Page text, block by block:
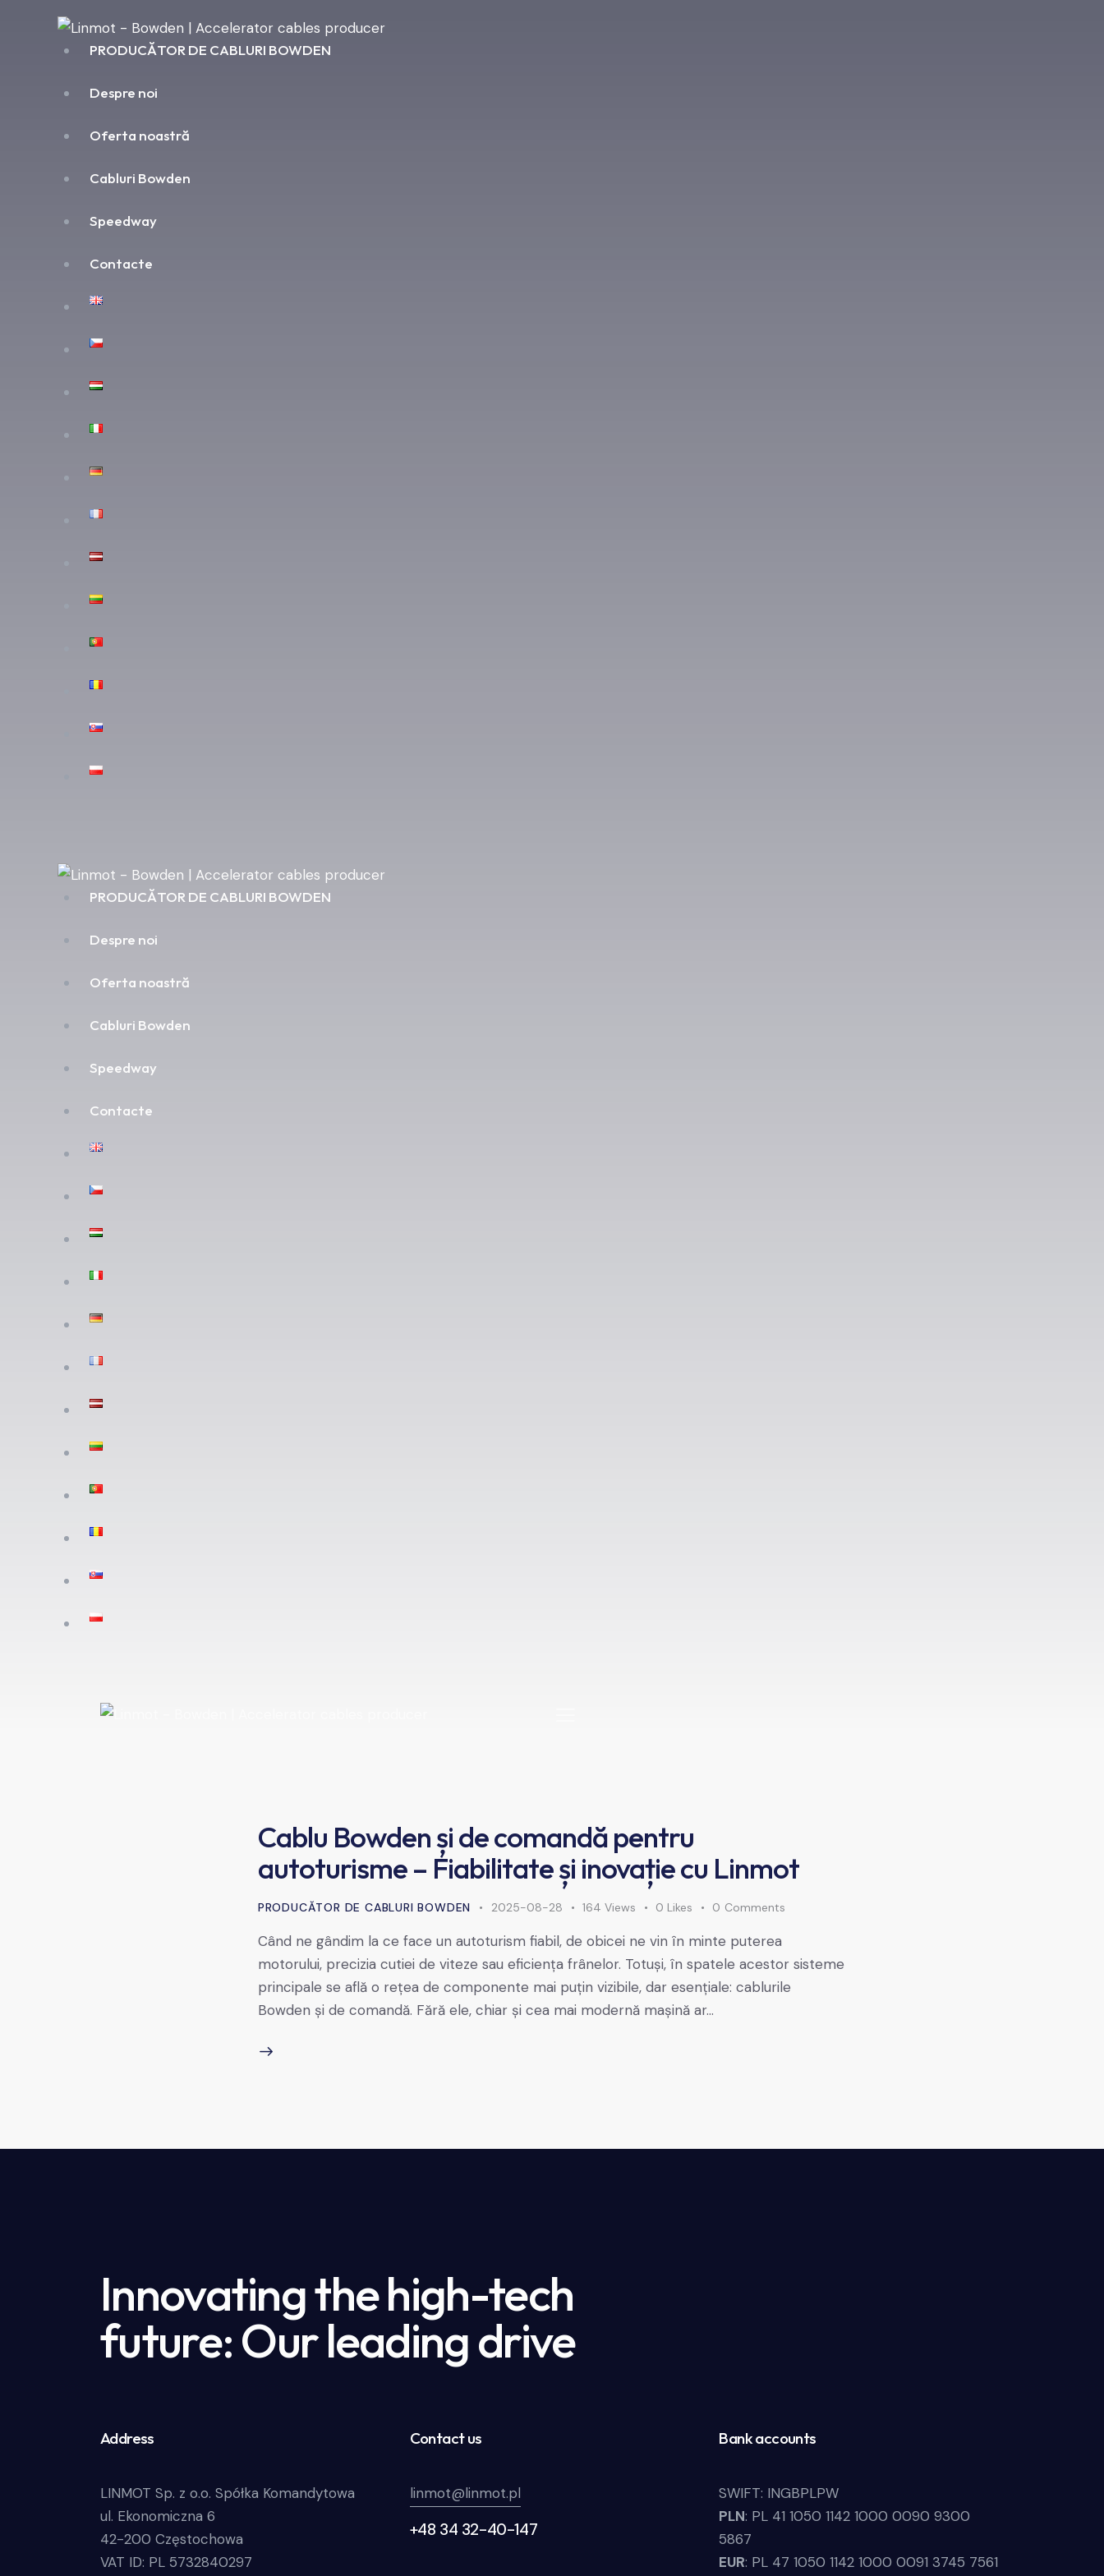
PRODUCĂTOR DE CABLURI BOWDEN
Despre noi
Oferta noastră
Cabluri Bowden
Speedway
Contacte
PRODUCĂTOR DE CABLURI BOWDEN
Despre noi
Oferta noastră
Cabluri Bowden
Speedway
Contacte
Cablu Bowden și de comandă pentru
autoturisme – Fiabilitate și inovație cu Linmot
PRODUCĂTOR DE CABLURI BOWDEN 2025-08-28 164 Views 0 Likes 0 Comments
Când ne gândim la ce face un autoturism fiabil, de obicei ne vin în minte puterea
motorului, precizia cutiei de viteze sau eficiența frânelor. Totuși, în spatele acestor sisteme
principale se află o rețea de componente mai puțin vizibile, dar esențiale: cablurile
Bowden și de comandă. Fără ele, chiar și cea mai modernă mașină ar…
Innovating the high-tech
future: Our leading drive
Address
LINMOT Sp. z o.o. Spółka Komandytowa
ul. Ekonomiczna 6
42-200 Częstochowa
VAT ID: PL 5732840297
Contact us
linmot@linmot.pl
+48 34 32-40-147
Bank accounts
SWIFT: INGBPLPW
PLN: PL 41 1050 1142 1000 0090 9300
5867
EUR: PL 47 1050 1142 1000 0091 3745 7561